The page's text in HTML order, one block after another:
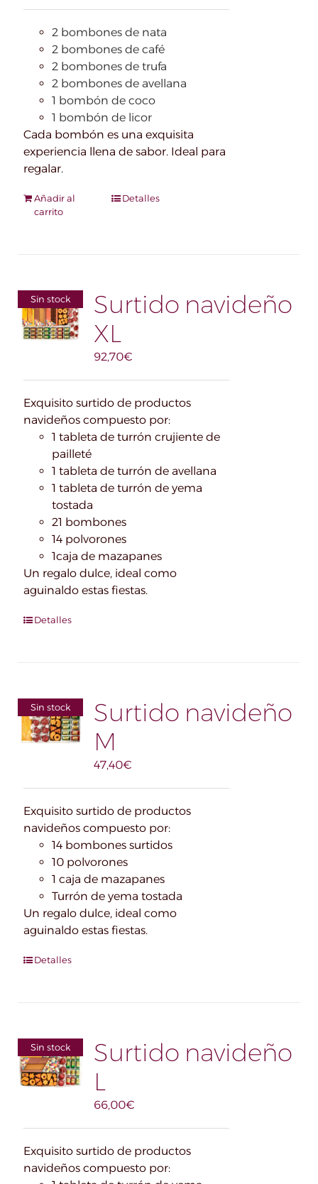
2 bombones de nata
2 bombones de café
2 bombones de trufa
2 bombones de avellana
1 bombón de coco
1 bombón de licor
Cada bombón es una exquisita
experiencia llena de sabor. Ideal para
regalar.
Añadir al
carrito
Detalles
Sin stock
Surtido navideño
XL
92,70€
Exquisito surtido de productos
navideños compuesto por:
1 tableta de turrón crujiente de
pailleté
1 tableta de turrón de avellana
1 tableta de turrón de yema
tostada
21 bombones
14 polvorones
1caja de mazapanes
Un regalo dulce, ideal como
aguinaldo estas fiestas.
Detalles
Sin stock
Surtido navideño
M
47,40€
Exquisito surtido de productos
navideños compuesto por:
14 bombones surtidos
10 polvorones
1 caja de mazapanes
Turrón de yema tostada
Un regalo dulce, ideal como
aguinaldo estas fiestas.
Detalles
Sin stock
Surtido navideño
L
66,00€
Exquisito surtido de productos
navideños compuesto por: